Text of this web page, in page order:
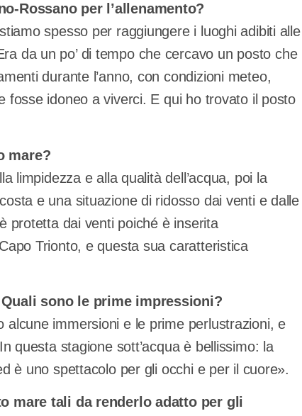
Rossano per l’allenamento?
spesso per raggiungere i luoghi adibiti alle
da un po’ di tempo che cercavo un posto che
durante l’anno, con condizioni meteo,
fosse idoneo a viverci. E qui ho trovato il posto
mare?
limpidezza e alla qualità dell’acqua, poi la
e una situazione di ridosso dai venti e dalle
protetta dai venti poiché è inserita
Trionto, e questa sua caratteristica
sono le prime impressioni?
immersioni e le prime perlustrazioni, e
questa stagione sott’acqua è bellissimo: la
è uno spettacolo per gli occhi e per il cuore».
mare tali da renderlo adatto per gli